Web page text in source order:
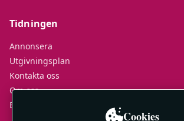
Tidningen
Annonsera
Utgivningsplan
Kontakta oss
Om oss
E-tidningar
Cookies